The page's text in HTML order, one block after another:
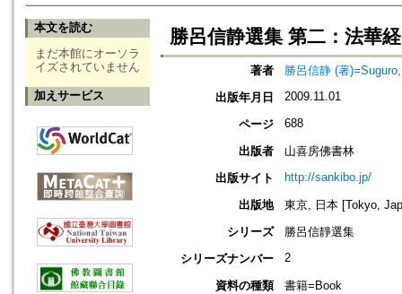
本文を読む
まだ本館にオーソラ
イズされていません
加えサービス
勝呂信静選集 第二：法華
著者
勝呂信静 (著
出版年月日
2009.11.01
ページ 688
出版者
山喜房佛書林
出版サイト
http://sankibo.jp/
出版地
東京, 日本 [Tokyo,
シリーズ
勝呂信靜選集
シリーズナンバー
2
資料の種類
書籍=Book